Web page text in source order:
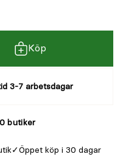
Köp
3-7 arbetsdagar
butiker
Öppet köp i 30 dagar